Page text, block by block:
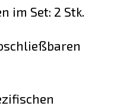
im Set: 2 Stk.